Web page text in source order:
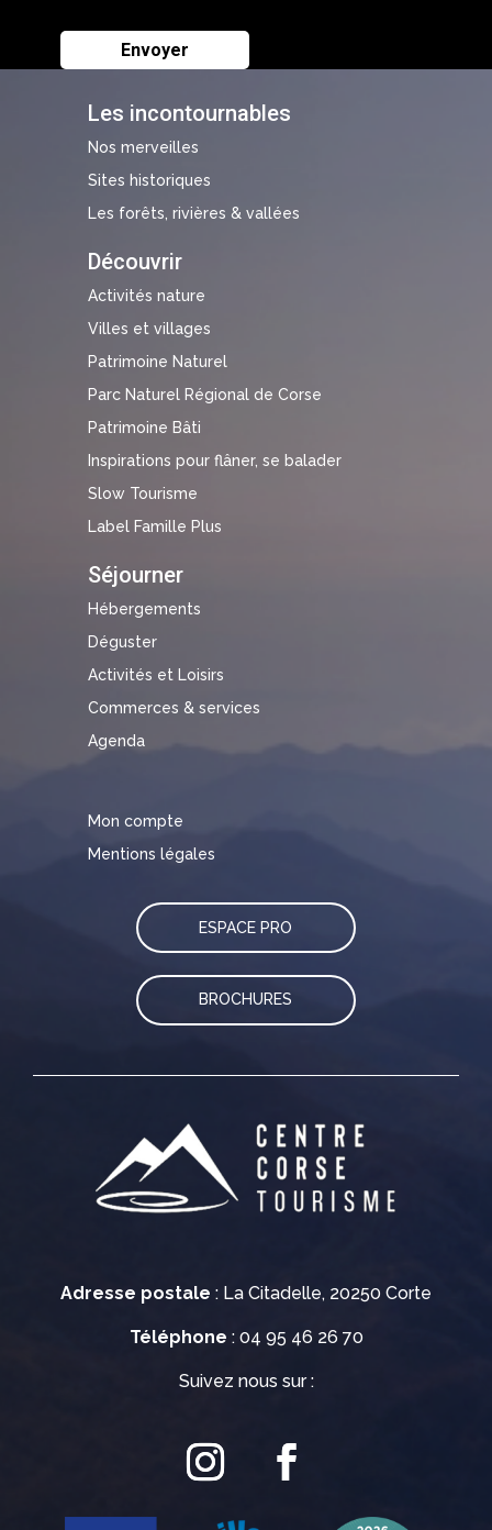
Adresse postale : La Citadelle, 20250 Corte
Téléphone : 04 95 46 26 70
Suivez nous sur :
Les incontournables
Nos merveilles
Sites historiques
Les forêts, rivières & vallées
Découvrir
Activités nature
Villes et villages
Patrimoine Naturel
Parc Naturel Régional de Corse
Patrimoine Bâti
Inspirations pour flâner, se balader
Slow Tourisme
Label Famille Plus
Séjourner
Hébergements
Déguster
Activités et Loisirs
Commerces & services
Agenda
Mon compte
Mentions légales
ESPACE PRO
BROCHURES